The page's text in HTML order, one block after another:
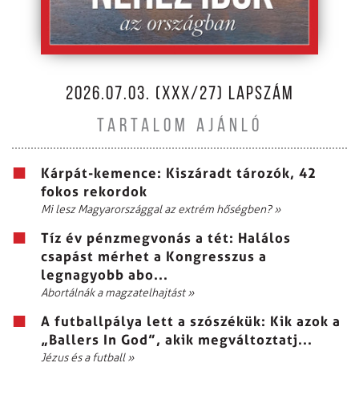
2026.07.03. (XXX/27) LAPSZÁM
TARTALOM AJÁNLÓ
Kárpát-kemence: Kiszáradt tározók, 42
fokos rekordok
Mi lesz Magyarországgal az extrém hőségben?»
Tíz év pénzmegvonás a tét: Halálos
csapást mérhet a Kongresszus a
legnagyobb abo...
Abortálnák a magzatelhajtást»
A futballpálya lett a szószékük: Kik azok a
„Ballers In God”, akik megváltoztatj...
Jézus és a futball»